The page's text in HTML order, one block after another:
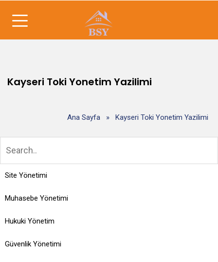
Kayseri Toki Yonetim Yazilimi
Ana Sayfa » Kayseri Toki Yonetim Yazilimi
Site Yönetimi
Muhasebe Yönetimi
Hukuki Yönetim
Güvenlik Yönetimi